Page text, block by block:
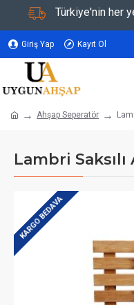
Türkiye'nin her
Giriş Yap Kayıt Ol
Ahşap Seperatör
Lambri
KARGO BEDAVA